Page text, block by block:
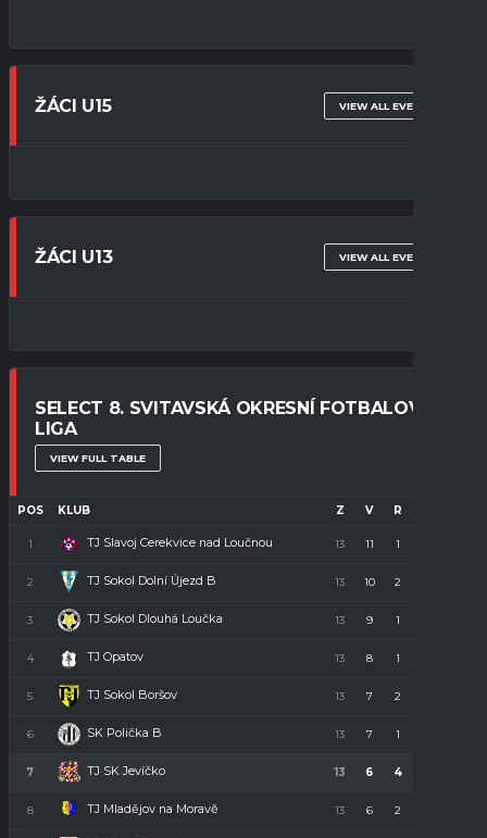
ŽÁCI U15 VIEW ALL EVENTS
ŽÁCI U13 VIEW ALL EVENTS
SELECT 8. SVITAVSKÁ OKRESNÍ FOTBALOVÁ
LIGA
VIEW FULL TABLE
POS KLUB Z V R
1 TJ Slavoj Cerekvice nad Loučnou 13 11 1
2 TJ Sokol Dolní Újezd B 13 10 2
3 TJ Sokol Dlouhá Loučka 13 9 1
4 TJ Opatov 13 8 1
5 TJ Sokol Boršov 13 7 2
6 SK Polička B 13 7 1
7 TJ SK Jevíčko 13 6 4
8 TJ Mladějov na Moravě 13 6 2